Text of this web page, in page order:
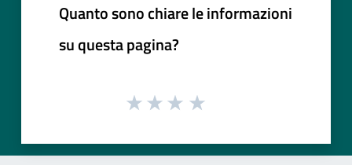
Quanto sono chiare le informazioni
su questa pagina?